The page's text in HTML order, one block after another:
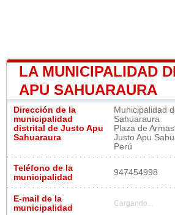
LA MUNICIPALIDAD
APU SAHUARAURA
Dirección de la
municipalidad
distrital de Justo Apu
Sahuaraura
Municipalidad
Sahuaraura
Plaza de
Justo Apu
Perú
Teléfono de la
municipalidad
947454998
E-mail de la
municipalidad
Cargando...